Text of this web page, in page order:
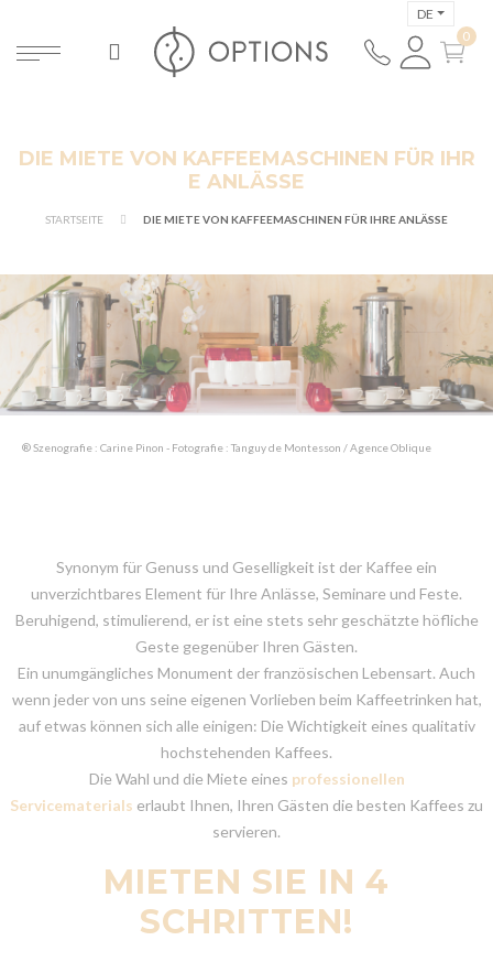
DE
DIE MIETE VON KAFFEEMASCHINEN FÜR IHR
E ANLÄSSE
STARTSEITE DIE MIETE VON KAFFEEMASCHINEN FÜR IHRE ANLÄSSE
® Szenografie : Carine Pinon - Fotografie : Tanguy de Montesson / Agence Oblique
Synonym für Genuss und Geselligkeit ist der Kaffee ein
unverzichtbares Element für Ihre Anlässe, Seminare und Feste.
Beruhigend, stimulierend, er ist eine stets sehr geschätzte höfliche
Geste gegenüber Ihren Gästen.
Ein unumgängliches Monument der französischen Lebensart. Auch
wenn jeder von uns seine eigenen Vorlieben beim Kaffeetrinken hat,
auf etwas können sich alle einigen: Die Wichtigkeit eines qualitativ
hochstehenden Kaffees.
Die Wahl und die Miete eines professionellen
Servicematerials erlaubt Ihnen, Ihren Gästen die besten Kaffees zu
servieren.
MIETEN SIE IN 4
SCHRITTEN!